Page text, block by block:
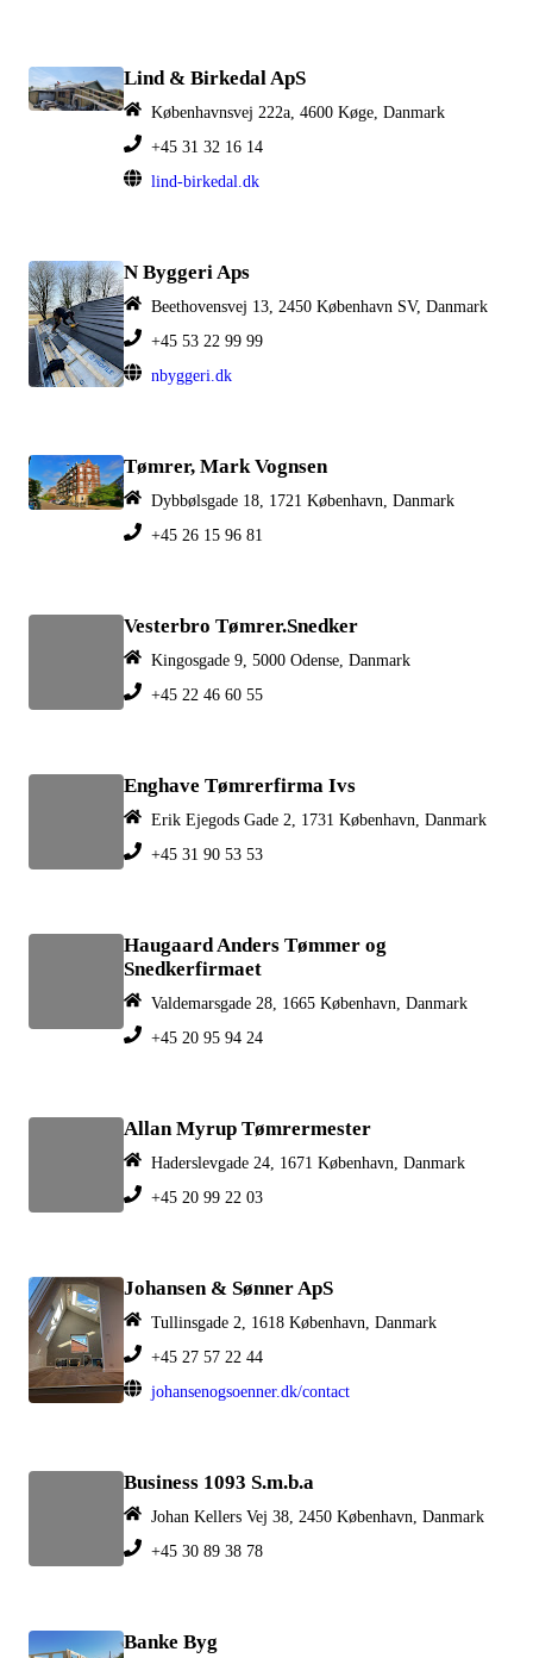
Lind & Birkedal ApS
Københavnsvej 222a, 4600 Køge, Danmark
+45 31 32 16 14
lind-birkedal.dk
N Byggeri Aps
Beethovensvej 13, 2450 København SV, Danmark
+45 53 22 99 99
nbyggeri.dk
Tømrer, Mark Vognsen
Dybbølsgade 18, 1721 København, Danmark
+45 26 15 96 81
Vesterbro Tømrer.Snedker
Kingosgade 9, 5000 Odense, Danmark
+45 22 46 60 55
Enghave Tømrerfirma Ivs
Erik Ejegods Gade 2, 1731 København, Danmark
+45 31 90 53 53
Haugaard Anders Tømmer og
Snedkerfirmaet
Valdemarsgade 28, 1665 København, Danmark
+45 20 95 94 24
Allan Myrup Tømrermester
Haderslevgade 24, 1671 København, Danmark
+45 20 99 22 03
Johansen & Sønner ApS
Tullinsgade 2, 1618 København, Danmark
+45 27 57 22 44
johansenogsoenner.dk/contact
Business 1093 S.m.b.a
Johan Kellers Vej 38, 2450 København, Danmark
+45 30 89 38 78
Banke Byg